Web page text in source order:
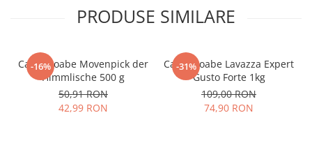
PRODUSE SIMILARE
-16%
Cafea boabe Movenpick der
Himmlische 500 g
50,91 RON
42,99 RON
-31%
Cafea boabe Lavazza Expert
Gusto Forte 1kg
109,00 RON
74,90 RON